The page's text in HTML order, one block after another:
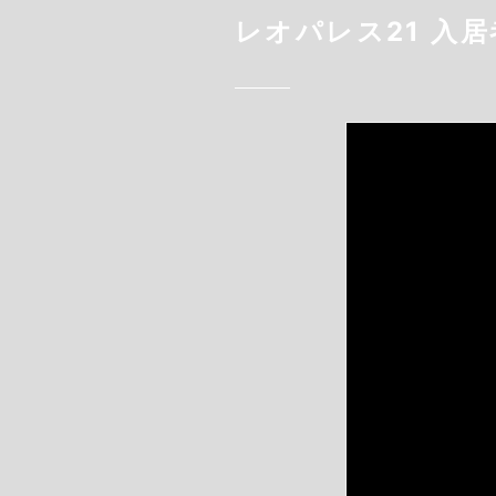
レオパレス21 入